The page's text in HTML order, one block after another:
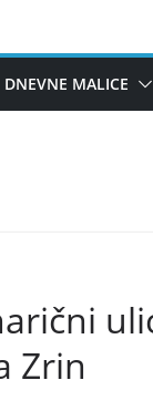
DNEVNE MALICE
Zrin